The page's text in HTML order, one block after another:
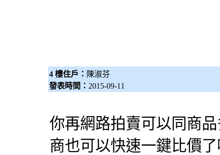
4 樓住戶： 陳淑芬
發表時間： 2015-09-11
你再網路拍賣可以同商
商也可以快速一鍵比價